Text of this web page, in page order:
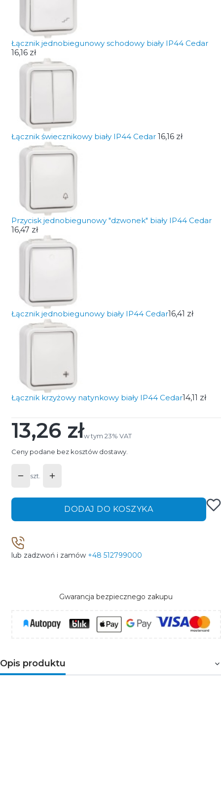
Łącznik jednobiegunowy schodowy biały IP44 Cedar
16,16 zł
Łącznik świecznikowy biały IP44 Cedar 16,16 zł
Przycisk jednobiegunowy "dzwonek" biały IP44 Cedar
16,47 zł
Łącznik jednobiegunowy biały IP44 Cedar16,41 zł
Łącznik krzyżowy natynkowy biały IP44 Cedar14,11 zł
Cena
13,26 złw tym 23% VAT
w tym 23% VAT
Ceny podane bez kosztów dostawy.
szt.
DODAJ DO KOSZYKA
lub zadzwoń i zamów +48 512799000
Gwarancja bezpiecznego zakupu
Opis produktu